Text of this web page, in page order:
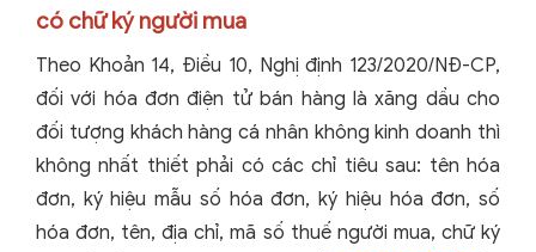
có chữ ký người mua
Theo Khoản 14, Điều 10, Nghị định 123/2020/NĐ-CP,
đối với hóa đơn điện tử bán hàng là xăng dầu cho
đối tượng khách hàng cá nhân không kinh doanh thì
không nhất thiết phải có các chỉ tiêu sau: tên hóa
đơn, ký hiệu mẫu số hóa đơn, ký hiệu hóa đơn, số
hóa đơn, tên, địa chỉ, mã số thuế người mua, chữ ký